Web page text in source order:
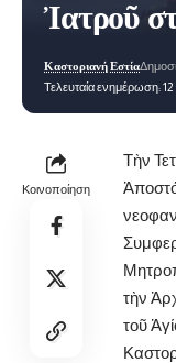
Ἰατροῦ
Τελευταία ενημέρωση: 12
Καστοριανή Εστία
Κοινοποίηση
Τὴν
τὴν
τοῦ